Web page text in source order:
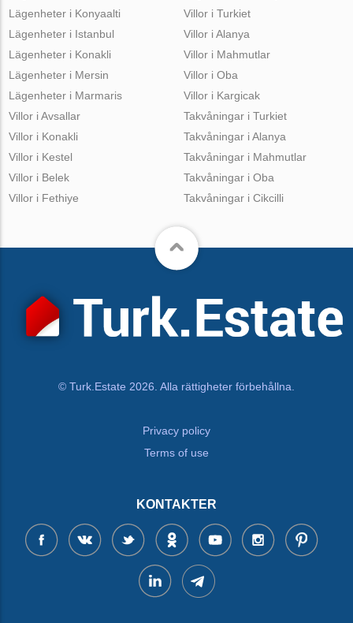
Lägenheter i Konyaalti
Lägenheter i Istanbul
Lägenheter i Konakli
Lägenheter i Mersin
Lägenheter i Marmaris
Villor i Turkiet
Villor i Alanya
Villor i Mahmutlar
Villor i Oba
Villor i Kargicak
Villor i Avsallar
Villor i Konakli
Villor i Kestel
Villor i Belek
Villor i Fethiye
Takvåningar i Turkiet
Takvåningar i Alanya
Takvåningar i Mahmutlar
Takvåningar i Oba
Takvåningar i Cikcilli
© Turk.Estate 2026. Alla rättigheter förbehållna.
Privacy policy
Terms of use
KONTAKTER